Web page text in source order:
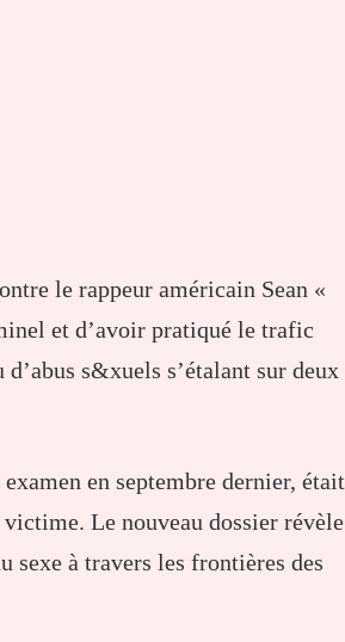
le rappeur américain Sean «
et d’avoir pratiqué le trafic
s&xuels s’étalant sur deux
en septembre dernier, était
Le nouveau dossier révèle
sexe à travers les frontières des